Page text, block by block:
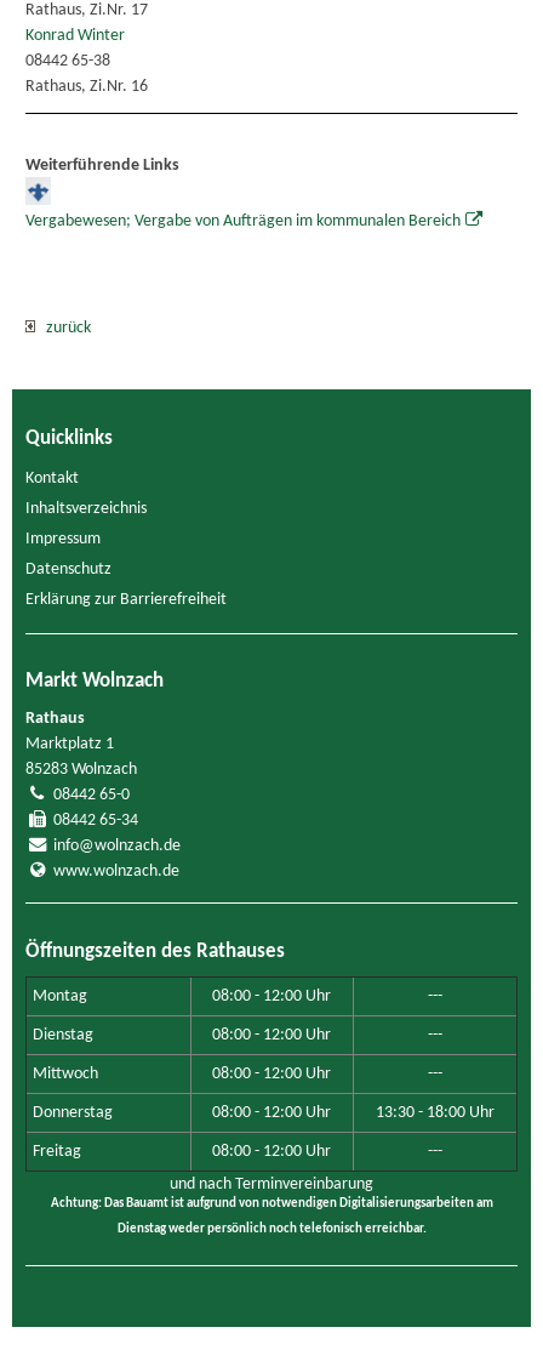
Rathaus, Zi.Nr. 17
Konrad Winter
08442 65-38
Rathaus, Zi.Nr. 16
Weiterführende Links
Vergabewesen; Vergabe von Aufträgen im kommunalen Bereich
zurück
Quicklinks
Kontakt
Inhaltsverzeichnis
Impressum
Datenschutz
Erklärung zur Barrierefreiheit
Markt Wolnzach
Rathaus
Marktplatz 1
85283 Wolnzach
08442 65-0
08442 65-34
info@wolnzach.de
www.wolnzach.de
Öffnungszeiten des Rathauses
Montag 08:00 - 12:00 Uhr ---
Dienstag 08:00 - 12:00 Uhr ---
Mittwoch 08:00 - 12:00 Uhr ---
Donnerstag 08:00 - 12:00 Uhr 13:30 - 18:00 Uhr
Freitag 08:00 - 12:00 Uhr
---
und nach Terminvereinbarung
Achtung: Das Bauamt ist aufgrund von notwendigen Digitalisierungsarbeiten am
Dienstag weder persönlich noch telefonisch erreichbar.